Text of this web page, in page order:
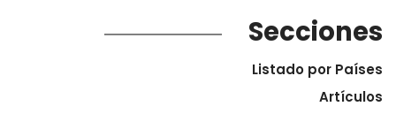
Secciones
Listado por Países
Artículos